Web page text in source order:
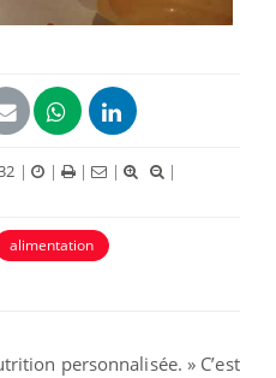
| | | |
|
alimentation
personnalisée. » C’est